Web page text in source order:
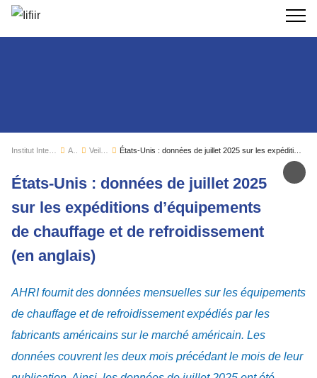
Veille sectorielle
États-Unis : données de juillet 2025
sur les expéditions d’équipements
de chauffage et de refroidissement
(en anglais)
AHRI fournit des données mensuelles sur les équipements
de chauffage et de refroidissement expédiés par les
fabricants américains sur le marché américain. Les
données couvrent les deux mois précédant le mois de leur